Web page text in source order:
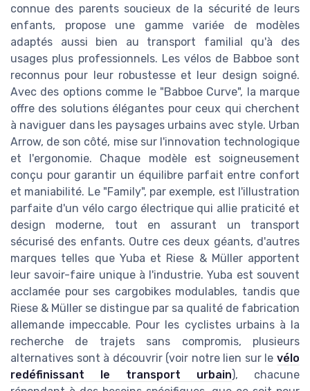
connue des parents soucieux de la sécurité de leurs
enfants, propose une gamme variée de modèles
adaptés aussi bien au transport familial qu'à des
usages plus professionnels. Les vélos de Babboe sont
reconnus pour leur robustesse et leur design soigné.
Avec des options comme le "Babboe Curve", la marque
offre des solutions élégantes pour ceux qui cherchent
à naviguer dans les paysages urbains avec style. Urban
Arrow, de son côté, mise sur l'innovation technologique
et l'ergonomie. Chaque modèle est soigneusement
conçu pour garantir un équilibre parfait entre confort
et maniabilité. Le "Family", par exemple, est l'illustration
parfaite d'un vélo cargo électrique qui allie praticité et
design moderne, tout en assurant un transport
sécurisé des enfants. Outre ces deux géants, d'autres
marques telles que Yuba et Riese & Müller apportent
leur savoir-faire unique à l'industrie. Yuba est souvent
acclamée pour ses cargobikes modulables, tandis que
Riese & Müller se distingue par sa qualité de fabrication
allemande impeccable. Pour les cyclistes urbains à la
recherche de trajets sans compromis, plusieurs
alternatives sont à découvrir (voir notre lien sur le vélo
redéfinissant le transport urbain), chacune